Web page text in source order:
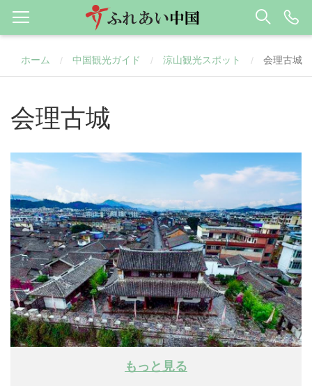
ホーム / 中国観光ガイド / 涼山観光スポット / 会理古城
会理古城
もっと見る